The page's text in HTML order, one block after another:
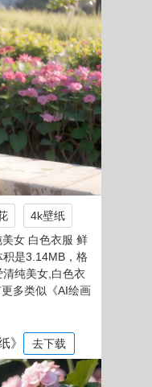
4k壁纸
女 白色衣服 鲜
是3.14MB，格
纯美女,白色衣
多类似《AI绘画
》 去下载